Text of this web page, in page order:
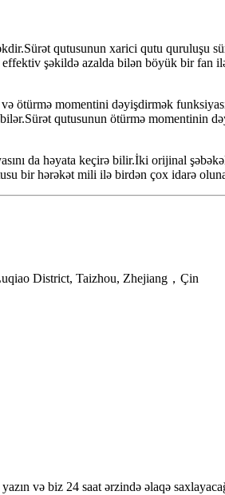
qutusunun xarici qutu quruluşu
şəkildə azalda bilən böyük bir fan
ötürmə momentini dəyişdirmək
qutusunun ötürmə momentinin
da həyata keçirə bilir.İki orijinal
bir hərəkət mili ilə birdən çox idarə
District, Taizhou, Zhejiang，Çin
və biz 24 saat ərzində əlaqə